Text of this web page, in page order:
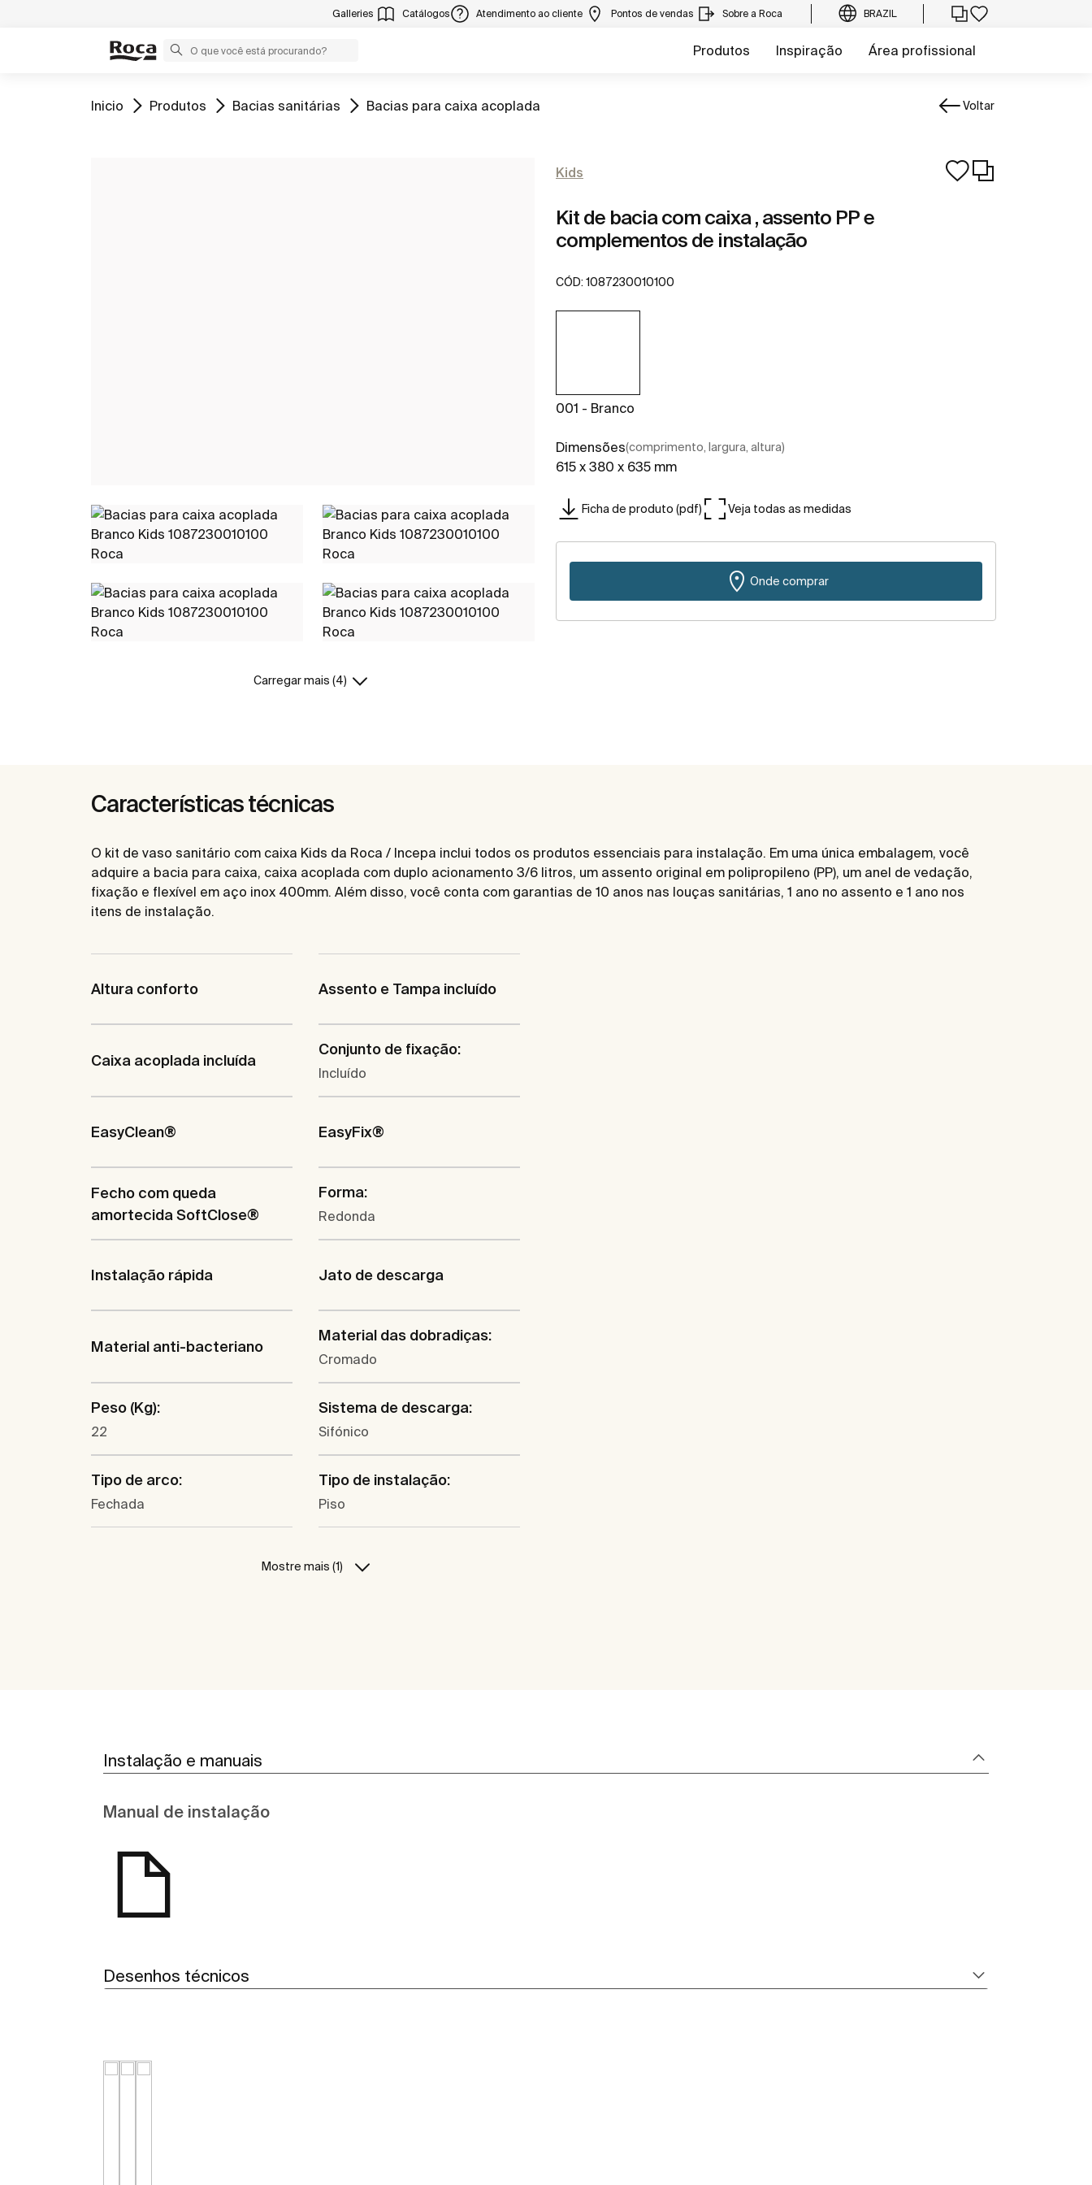
Galleries Catálogos Atendimento ao cliente Pontos de vendas Sobre a Roca BRAZIL
Produtos Inspiração Área profissional
Ir para
Inicio Ir para
Produtos Ir para
Bacias sanitárias Ir para
Bacias para caixa acoplada Voltar
Carregar mais (4)
Kids
Kit de bacia com caixa , assento PP e
complementos de instalação
CÓD: 1087230010100
001 - Branco
Dimensões(comprimento, largura, altura)
615 x 380 x 635 mm
Ficha de produto (pdf) Veja todas as medidas
Onde comprar
Características técnicas
O kit de vaso sanitário com caixa Kids da Roca / Incepa inclui todos os produtos essenciais para instalação. Em uma única embalagem, você
adquire a bacia para caixa, caixa acoplada com duplo acionamento 3/6 litros, um assento original em polipropileno (PP), um anel de vedação,
fixação e flexível em aço inox 400mm. Além disso, você conta com garantias de 10 anos nas louças sanitárias, 1 ano no assento e 1 ano nos
itens de instalação.
Altura conforto Assento e Tampa incluído
Caixa acoplada incluída
Conjunto de fixação:
Incluído
EasyClean® EasyFix®
Fecho com queda
amortecida SoftClose®
Forma:
Redonda
Instalação rápida Jato de descarga
Material anti-bacteriano
Material das dobradiças:
Cromado
Peso (Kg):
22
Sistema de descarga:
Sifónico
Tipo de arco:
Fechada
Tipo de instalação:
Piso
Mostre mais (1)
Instalação e manuais
Manual de instalação
Desenhos técnicos